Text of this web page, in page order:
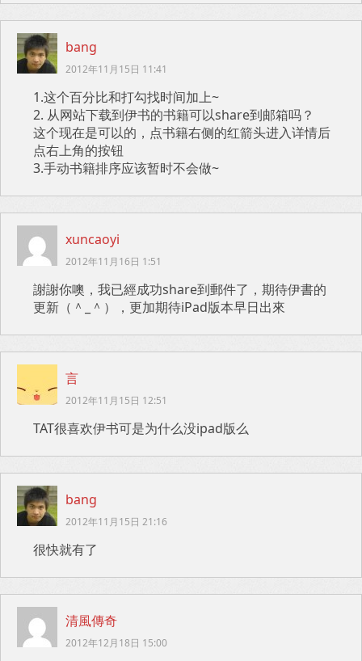
bang
2012年11月15日 11:41
1.这个百分比和打勾找时间加上~
2. 从网站下载到伊书的书籍可以share到邮箱吗？
这个现在是可以的，点书籍右侧的红箭头进入详情后
点右上角的按钮
3.手动书籍排序应该暂时不会做~
xuncaoyi
2012年11月16日 1:51
謝謝你噢，我已經成功share到郵件了，期待伊書的
更新（＾_＾），更加期待iPad版本早日出來
言
2012年11月15日 12:51
TAT很喜欢伊书可是为什么没ipad版么
bang
2012年11月15日 21:16
很快就有了
清風傳奇
2012年12月18日 15:00